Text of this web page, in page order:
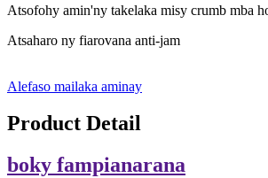
Atsofohy amin'ny takelaka misy crumb mba
Atsaharo ny fiarovana anti-jam
Alefaso mailaka aminay
Product Detail
boky fampianarana